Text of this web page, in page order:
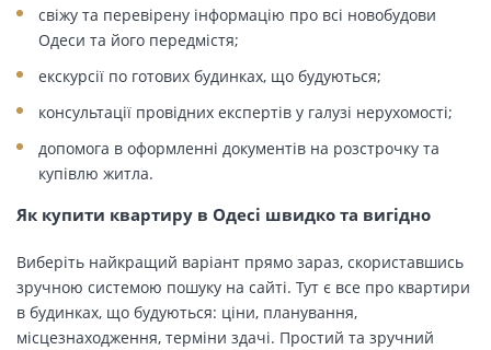
свіжу та перевірену інформацію про всі новобудови
Одеси та його передмістя;
екскурсії по готових будинках, що будуються;
консультації провідних експертів у галузі нерухомості;
допомога в оформленні документів на розстрочку та
купівлю житла.
Як купити квартиру в Одесі швидко та вигідно
Виберіть найкращий варіант прямо зараз, скориставшись
зручною системою пошуку на сайті. Тут є все про квартири
в будинках, що будуються: ціни, планування,
місцезнаходження, терміни здачі. Простий та зручний